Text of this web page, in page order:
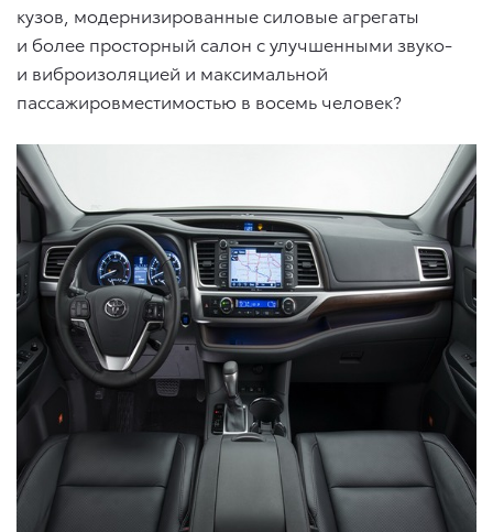
кузов, модернизированные силовые агрегаты
и более просторный салон с улучшенными звуко-
и виброизоляцией и максимальной
пассажировместимостью в восемь человек?